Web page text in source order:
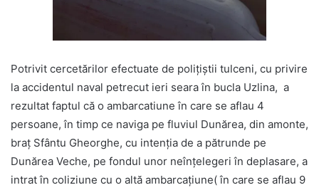
Potrivit cercetărilor efectuate de poliţiştii tulceni, cu privire
la accidentul naval petrecut ieri seara în bucla Uzlina, a
rezultat faptul că o ambarcatiune în care se aflau 4
persoane, în timp ce naviga pe fluviul Dunărea, din amonte,
braț Sfântu Gheorghe, cu intenția de a pătrunde pe
Dunărea Veche, pe fondul unor neînțelegeri în deplasare, a
intrat în coliziune cu o altă ambarcaţiune( în care se aflau 9